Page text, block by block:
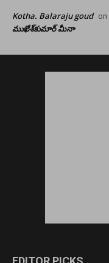
Kotha. Balaraju goud on
ముఖేశ్‌కుమార్‌ మీనా